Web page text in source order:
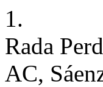
1.
Rada
AC,